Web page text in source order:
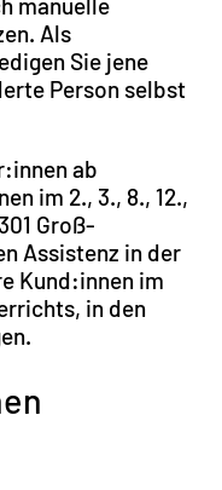
manuelle
Als
Sie jene
Person selbst
ab
im 2., 3., 8., 12.,
Groß-
Assistenz in der
Kund:innen im
in den